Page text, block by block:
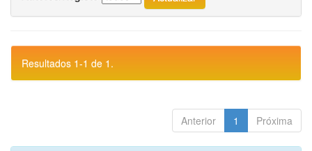
Resultados 1-1 de 1.
Anterior 1 Próxima